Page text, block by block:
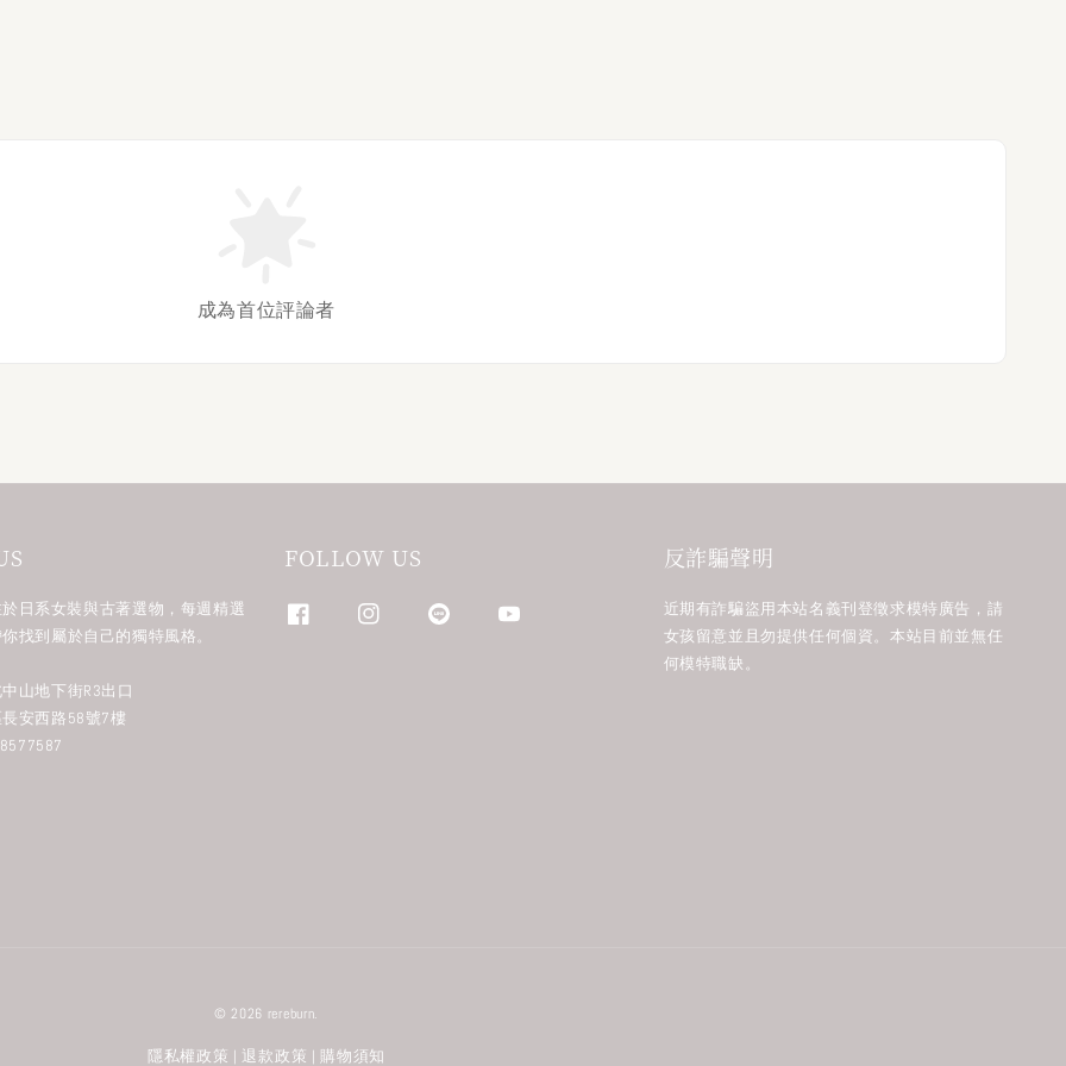
成為首位評論者
於日系女裝與古著選物，每週精選
找到屬於自己的獨特風格。
山地下街R3出口
安西路58號7樓
FOLLOW US 反詐騙聲明
近期有詐騙盜用本站名義刊登徵求模特廣告，請
女孩留意並且勿提供任何個資。本站目前並無任
何模特職缺。
© 2026 rereburn.
隱私權政策 | 退款政策 | 購物須知